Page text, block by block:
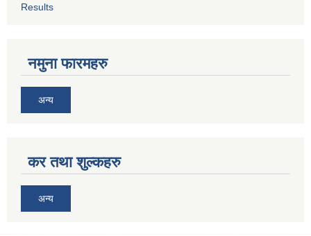
Results
नमुना फारमहरु
अन्य
कर तथा शुल्कहरु
अन्य